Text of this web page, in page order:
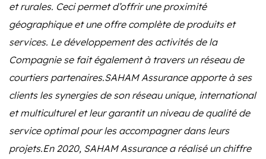
et rurales. Ceci permet d’offrir une proximité
géographique et une offre complète de produits et
services. Le développement des activités de la
Compagnie se fait également à travers un réseau de
courtiers partenaires.SAHAM Assurance apporte à ses
clients les synergies de son réseau unique, international
et multiculturel et leur garantit un niveau de qualité de
service optimal pour les accompagner dans leurs
projets.En 2020, SAHAM Assurance a réalisé un chiffre